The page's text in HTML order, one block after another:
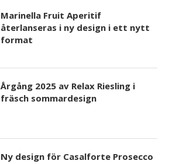
Marinella Fruit Aperitif
återlanseras i ny design i ett nytt
format
Årgång 2025 av Relax Riesling i
fräsch sommardesign
Ny design för Casalforte Prosecco